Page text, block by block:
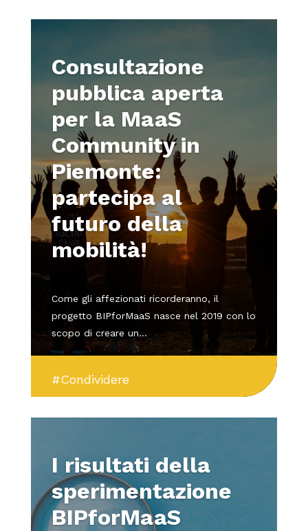
Consultazione
pubblica aperta
per la MaaS
Community in
Piemonte:
partecipa al
futuro della
mobilità!
#Condividere
Come gli affezionati ricorderanno, il
progetto BIPforMaaS nasce nel 2019 con lo
scopo di creare un...
I risultati della
sperimentazione
BIPforMaaS